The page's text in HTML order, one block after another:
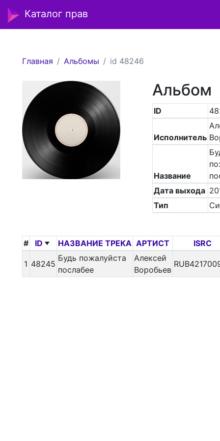
Каталог прав
Главная Альбомы id 48246
Альбом
ID
Исполнитель
Название
Дата выхода
Тип
# ID НАЗВАНИЕ ТРЕКА АРТИСТ ISRC
1 48245
Будь пожалуйста
послабее
Алексей
Воробьев